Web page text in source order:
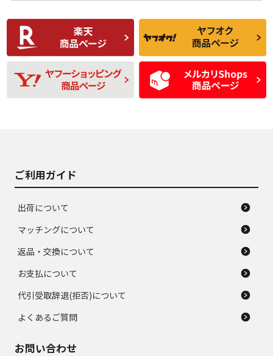
C
比較的きれいな中古
品
C
られるが、使用に問
題のない中古品
D
使用感や目立つ傷が
あり、一般的な中古
品
D
残り溝も少なく、偏
磨耗がみられ、短期
間使用できるくらい
の中古品
ご利用ガイド
出荷について
マッチングについて
返品・交換について
お支払について
代引受取辞退(拒否)について
よくあるご質問
お問い合わせ